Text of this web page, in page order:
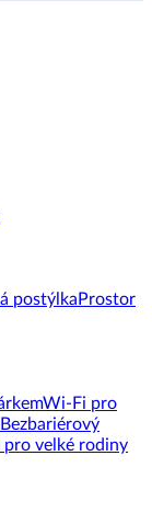
postýlka Prostor
Wi-Fi pro
Bezbariérový
pro velké rodiny